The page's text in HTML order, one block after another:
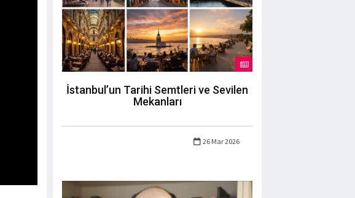
İstanbul’un Tarihi Semtleri ve Sevilen
Mekanları
26 Mar 2026